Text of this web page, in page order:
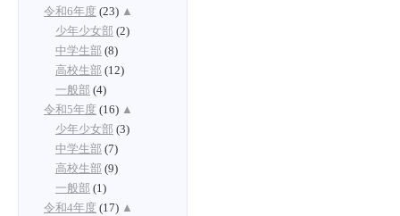
令和6年度 (23) ▲
少年少女部 (2)
中学生部 (8)
高校生部 (12)
一般部 (4)
令和5年度 (16) ▲
少年少女部 (3)
中学生部 (7)
高校生部 (9)
一般部 (1)
令和4年度 (17) ▲